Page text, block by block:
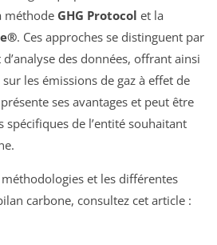
méthode GHG Protocol et la
. Ces approches se distinguent par
des données, offrant ainsi
les émissions de gaz à effet de
ses avantages et peut être
spécifiques de l’entité souhaitant
et les différentes
carbone, consultez cet article :